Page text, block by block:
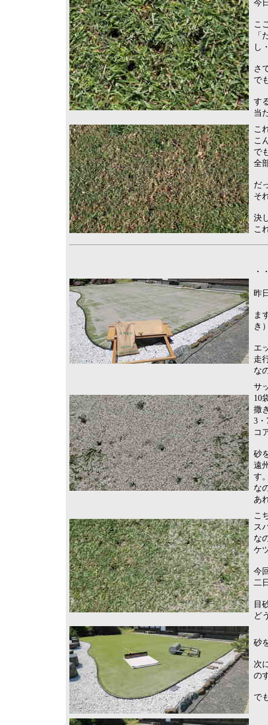
今
こ
し
さ
で
す
当
こ
こ
で
全
だ
そ
決
こ
・
昨
ま
き
エ
走
な
サ
10
撒
3
コ
砂
遠
す
な
あ
こ
ス
な
ケ
今
二
目
ど
砂
次
の
で